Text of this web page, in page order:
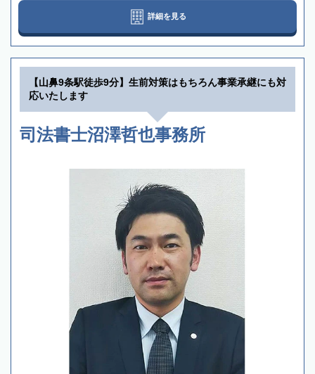
詳細を見る
【山鼻9条駅徒歩9分】生前対策はもちろん事業承継にも対
応いたします
司法書士沼澤哲也事務所